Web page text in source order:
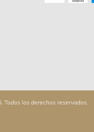
Todos los derechos reservados.